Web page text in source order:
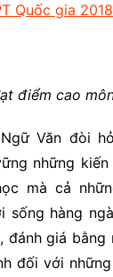
Quốc gia 2018
điểm cao
Văn đòi
những
mà cả
sống hàng
đánh giá
đối với